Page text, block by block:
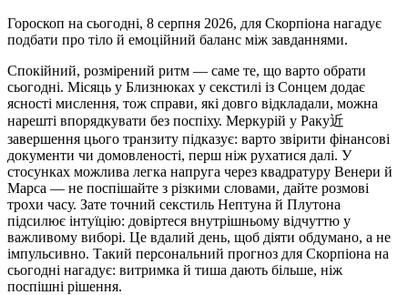
Гороскоп на сьогодні, 8 серпня 2026, для Скорпіона нагадує
подбати про тіло й емоційний баланс між завданнями.
Спокійний, розмірений ритм — саме те, що варто обрати
сьогодні. Місяць у Близнюках у секстилі із Сонцем додає
ясності мислення, тож справи, які довго відкладали, можна
нарешті впорядкувати без поспіху. Меркурій у Раку近
завершення цього транзиту підказує: варто звірити фінансові
документи чи домовленості, перш ніж рухатися далі. У
стосунках можлива легка напруга через квадратуру Венери й
Марса — не поспішайте з різкими словами, дайте розмові
трохи часу. Зате точний секстиль Нептуна й Плутона
підсилює інтуїцію: довіртеся внутрішньому відчуттю у
важливому виборі. Це вдалий день, щоб діяти обдумано, а не
імпульсивно. Такий персональний прогноз для Скорпіона на
сьогодні нагадує: витримка й тиша дають більше, ніж
поспішні рішення.